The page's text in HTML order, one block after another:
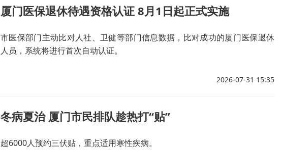
厦门医保退休待遇资格认证 8月1日起正式实施
市医保部门主动比对人社、卫健等部门信息数据，比对成功的厦门医保退休
人员，系统将进行首次自动认证。
2026-07-31 15:35
冬病夏治 厦门市民排队趁热打“贴”
超6000人预约三伏贴，重点适用寒性疾病。